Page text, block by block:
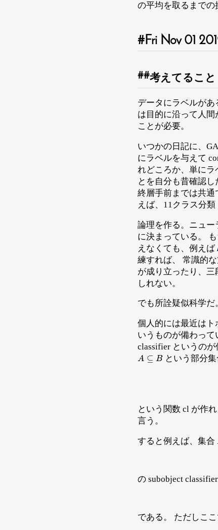
の平均を取るまでの
Fri Nov 01
考えてること
データにラベルが
は目的に沿って人
ことが必要。
いつかの日記に、
にラベルを与えて
れどころか、単にラ
とを自分も昔確認し
終層手前までは共
えば、11クラス分
論理を作る。ニュー
に決まっている。
えなくても、例えば
練すれば、 常識的
が成り立ったり、
しれない。
でも所詮疑似科学だ
個人的には最近はト
いうものが備わっ
classifier というの
A ⊆B という部分集
という関数 cl が作
言う。
すると例えば、集合
の subobject
である。 ただしこ